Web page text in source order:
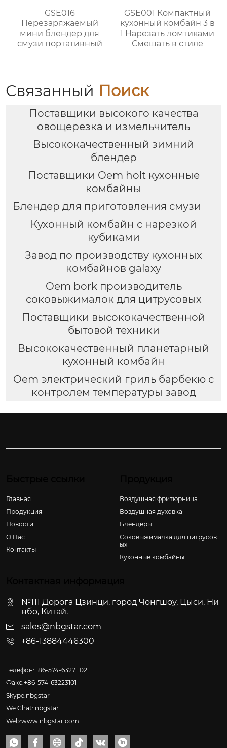
GSE016
Перезаряжаемый
мини блендер для
смузи портативный
GSE001 Компактный
кухонный комбайн 3 в
1 Нарезать ломтиками
Смешать в стиле
Связанный Поиск
Поставщики высокого качества
овощерезка и измельчитель
Высококачественный зимний
блендер
Поставщики Oem holt кухонные
комбайны
Блендер для приготовления смузи
Кухонный комбайн с нарезкой
кубиками
Завод по производству кухонных
комбайнов galaxy
Oem bork производитель
соковыжималок для цитрусовых
Поставщики высококачественной
бытовой техники
Высококачественный планетарный
кухонный комбайн
Oem электрический гриль барбекю с
контролем температуры завод
Главная
Продукция
Новости
О Hас
Контакты
Воздушная фритюрница
Воздушная духовка
Блендеры
Соковыжималка для цитрусов
ых
Кухонные комбайны
№111 Дорога Цзинци, город Чонгшоу, Цыси, Ни
нбо, Китай.
sales@nbgstar.com
+86-13884446300
Телефон:+86-574-63271102
Факс:+86-574-63223101
Skype:nbgstar
We Chat: nbgstar
Web:www.nbgstar.com
     